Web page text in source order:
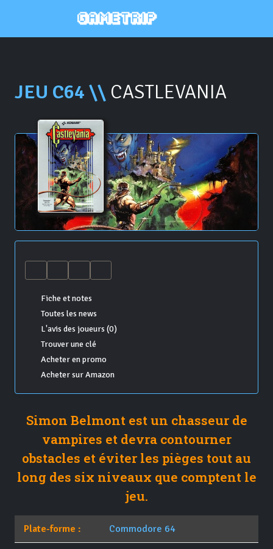
JEU C64 \\ CASTLEVANIA
Fiche et notes
Toutes les news
L'avis des joueurs (0)
Trouver une clé
Acheter en promo
Acheter sur Amazon
Simon Belmont est un chasseur de
vampires et devra contourner
obstacles et éviter les pièges tout au
long des six niveaux que comptent le
jeu.
Plate-forme : Commodore 64